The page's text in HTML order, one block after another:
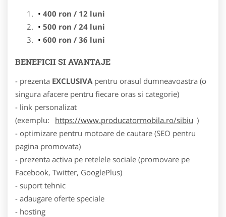
400 ron / 12 luni
500 ron / 24 luni
600 ron / 36 luni
BENEFICII SI AVANTAJE
- prezenta EXCLUSIVA pentru orasul dumneavoastra (o
singura afacere pentru fiecare oras si categorie)
- link personalizat
(exemplu:
https://www.producatormobila.ro/sibiu )
- optimizare pentru motoare de cautare (SEO pentru
pagina promovata)
- prezenta activa pe retelele sociale (promovare pe
Facebook, Twitter, GooglePlus)
- suport tehnic
- adaugare oferte speciale
- hosting